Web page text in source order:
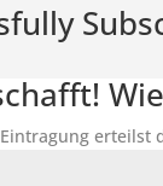
erteilst